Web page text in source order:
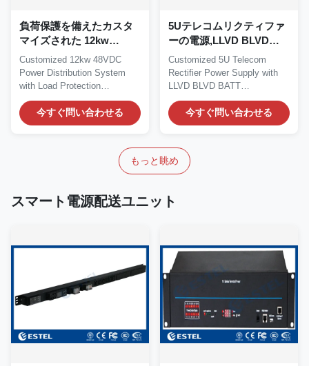
負荷保護を備えたカスタ
マイズされた 12kw
48VDC 配電システム
Customized 12kw 48VDC
Power Distribution System
with Load Protection
Introduction of 12kw 48VDC...
今すぐ問い合わせる
5Uテレコムリクティファ
ーの電源,LLVD BLVD
BATT
Customized 5U Telecom
Rectifier Power Supply with
LLVD BLVD BATT
Introduction of Customized
5U...今すぐ問い合わせる
もっと眺め
スマート電源配送ユニット